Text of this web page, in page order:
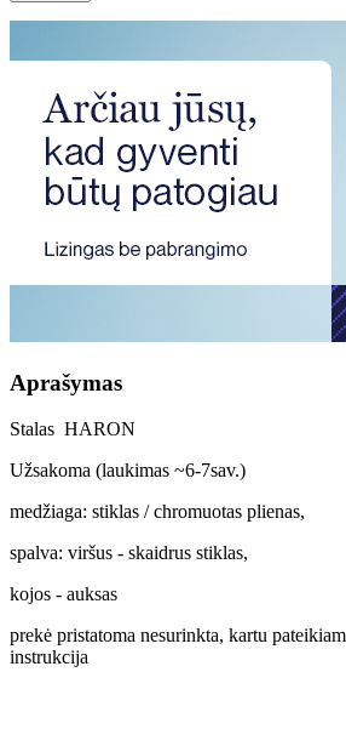
Aprašymas
Stalas HARON
Užsakoma (laukimas ~6-7sav.)
medžiaga: stiklas / chromuotas plienas,
spalva: viršus - skaidrus stiklas,
kojos - auksas
prekė pristatoma nesurinkta, kartu
instrukcija